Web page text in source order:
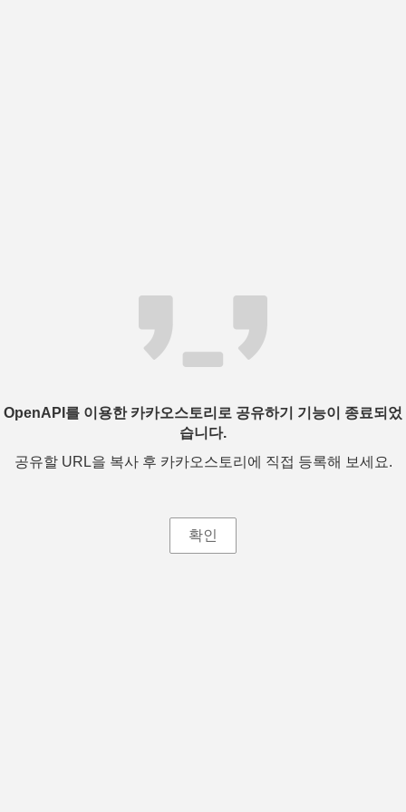
OpenAPI를 이용한 카카오스토리로 공유하기 기능이 종료되었
습니다.
공유할 URL을 복사 후 카카오스토리에 직접 등록해 보세요.
확인